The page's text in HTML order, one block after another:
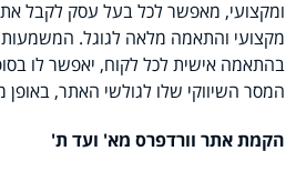
ומקצועי, מאפשר לכל בעל עסק לקבל
מקצועי והתאמה מלאה לגוגל. המשמעות
בהתאמה אישית לכל לקוח, יאפשר לו
המסר השיווקי שלו לגולשי האתר, באופן
הקמת אתר וורדפרס מא' ועד ת'